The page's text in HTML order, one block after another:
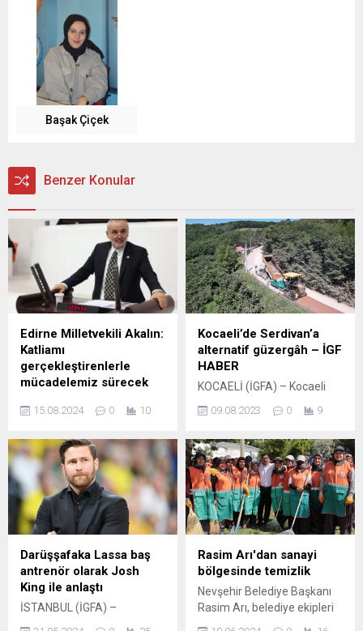
Başak Çiçek
Benzer Konular
Edirne Milletvekili Akalın:
Katliamı
gerçekleştirenlerle
mücadelemiz sürecek
(İGFA) – İYİ Parti Edirne
Uzunköprü’de yaklaşık 15
köpeğin katledilerek
çuvallara konulup bir
çöplüğe bırakıldığını
öğrenmeleri sonrasında
insanlık dışı olayın
sorumlularının tespit
edilerek cezalandırılması
için konunun takipçisi
olacağını açıkladı. Prof. Dr.
Mehmet Akalın, yaptığı
15.08.2024 0 10
Kocaeli’de Serdivan’a
alternatif güzergâh – İGF
HABER
KOCAELİ (İGFA) – Kocaeli
yerinde üstyapı
konfor sağlarken alternatif
güzergâhlarla da trafik
sıkışıklığı ve yoğunluğunun
önüne geçiyor. Kartepe
Eşmeahmediye
Mahallesinden Sakarya’nın
Serdivan ilçesi Kazımpaşa
Mahallesine ulaşımın
sağlandığı 3,5 kilometrelik
yolda zemin iyileştirme ve
asfaltlama çalışması yapıldı.
09.08.2023 0 9
Darüşşafaka Lassa baş
antrenör olarak Josh
King ile anlaştı
İSTANBUL (İGFA) –
Rasim Arı'dan sanayi
bölgesinde temizlik
Nevşehir Belediye Başkanı
Rasim Arı, belediye ekipleri